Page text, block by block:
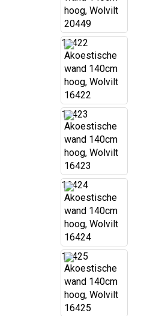
16422
16423
16424
16425